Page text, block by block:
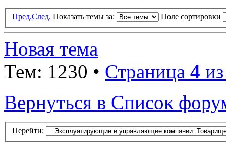
Пред.След. Показать темы за: Поле сортировки
Новая тема
Тем: 1230 • Страница 4
Вернуться в Список
Перейти: